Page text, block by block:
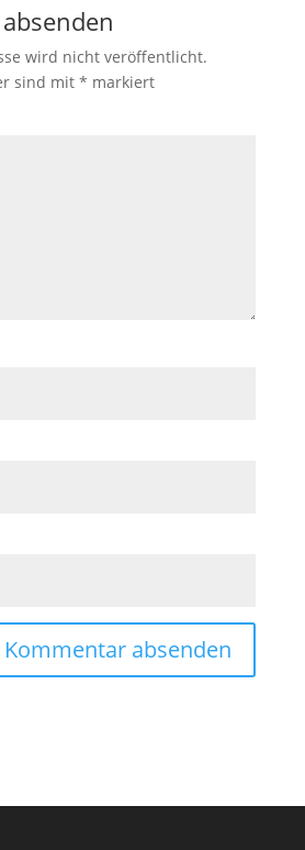
wird nicht veröffentlicht.
sind mit * markiert